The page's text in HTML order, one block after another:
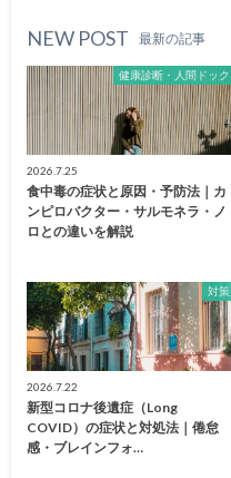
NEW POST 最新の記事
健康診断・人間ドック
2026.7.25
食中毒の症状と原因・予防法｜カ
ンピロバクター・サルモネラ・ノ
ロとの違いを解説
対策
2026.7.22
新型コロナ後遺症（Long
COVID）の症状と対処法｜倦怠
感・ブレインフォ…